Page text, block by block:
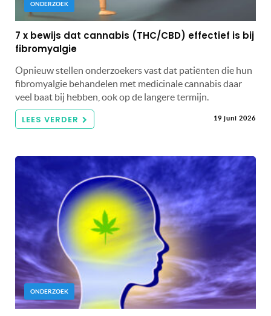
ONDERZOEK
7 x bewijs dat cannabis (THC/CBD) effectief is bij
fibromyalgie
Opnieuw stellen onderzoekers vast dat patiënten die hun
fibromyalgie behandelen met medicinale cannabis daar
veel baat bij hebben, ook op de langere termijn.
LEES VERDER 19 juni 2026
ONDERZOEK